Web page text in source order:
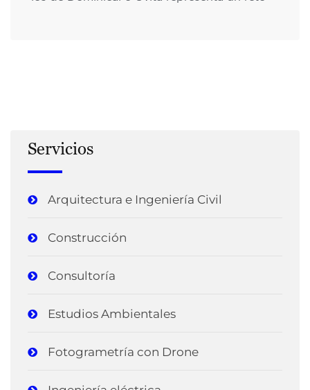
Servicios
Arquitectura e Ingeniería Civil
Construcción
Consultoría
Estudios Ambientales
Fotogrametría con Drone